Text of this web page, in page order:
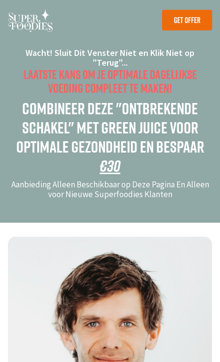
Get Offer
Get Offer
Wacht! Sluit Dit Venster Niet en Klik Niet op
"Terug"...
Laatste Kans om Je Optimale Dagelijkse
Voeding Compleet te Maken!
Combineer deze "Ontbrekende
Schakel" met Green Juice Voor
Optimale Gezondheid en Bespaar
€30
Aanbieding Alleen Beschikbaar op Deze Pagina En Alleen
voor Nieuwe Superfoodies Klanten